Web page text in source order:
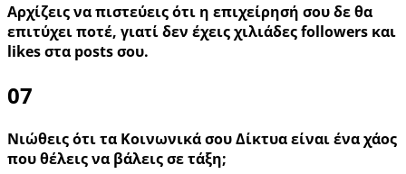
Αρχίζεις να πιστεύεις ότι η επιχείρησή σου δε θα
επιτύχει ποτέ, γιατί δεν έχεις χιλιάδες followers και
likes στα posts σου.
07
Νιώθεις ότι τα Κοινωνικά σου Δίκτυα είναι ένα χάος
που θέλεις να βάλεις σε τάξη;